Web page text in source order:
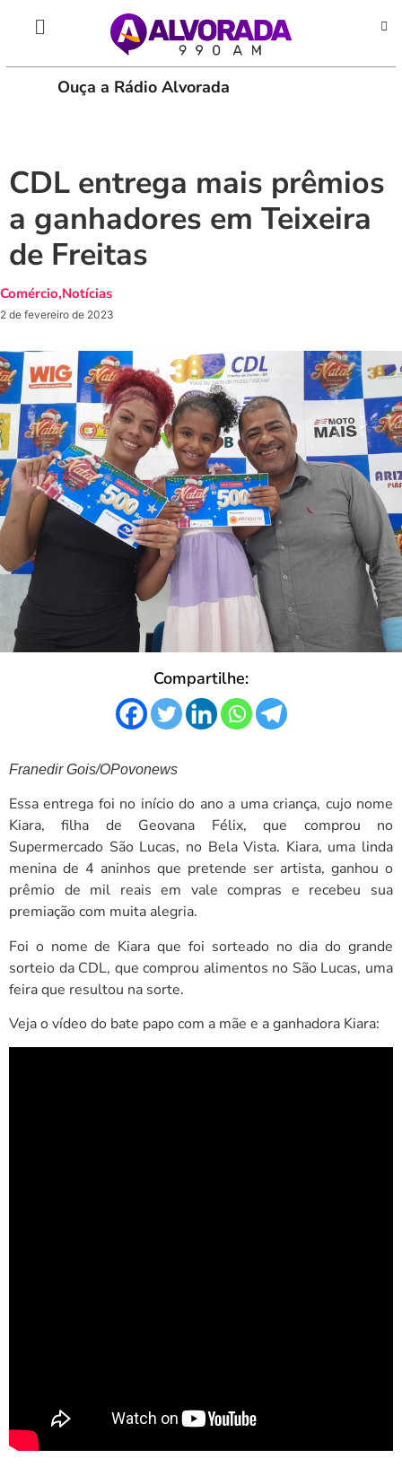
Ouça a Rádio Alvorada
CDL entrega mais prêmios
a ganhadores em Teixeira
de Freitas
Comércio,Notícias
2 de fevereiro de 2023
Compartilhe:
Franedir Gois/OPovonews
Essa entrega foi no início do ano a uma criança, cujo nome
Kiara, filha de Geovana Félix, que comprou no
Supermercado São Lucas, no Bela Vista. Kiara, uma linda
menina de 4 aninhos que pretende ser artista, ganhou o
prêmio de mil reais em vale compras e recebeu sua
premiação com muita alegria.
Foi o nome de Kiara que foi sorteado no dia do grande
sorteio da CDL, que comprou alimentos no São Lucas, uma
feira que resultou na sorte.
Veja o vídeo do bate papo com a mãe e a ganhadora Kiara: